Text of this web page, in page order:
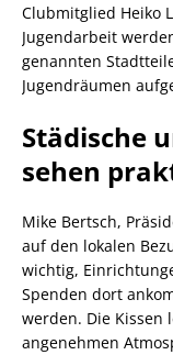
Clubmitglied Heiko
Jugendarbeit
genannten
Jugendräumen
Städische
sehen
Mike Bertsch,
auf den lokalen
wichtig,
Spenden dort
werden. Die Kissen
angenehmen